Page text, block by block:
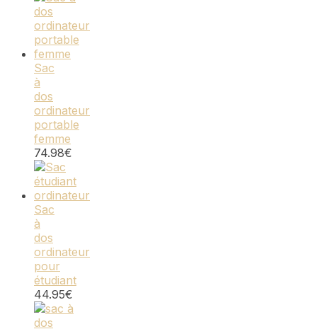
Sac
à
dos
ordinateur
portable
femme
74.98€
Sac
à
dos
ordinateur
pour
étudiant
44.95€